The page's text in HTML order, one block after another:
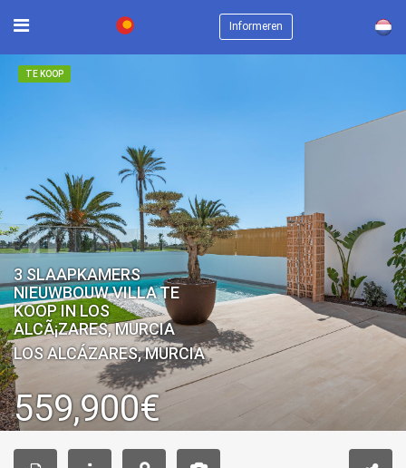
Informeren ×
TE KOOP
3 SLAAPKAMERS
NIEUWBOUW VILLA TE
KOOP IN LOS
ALCÃ¡ZARES, MURCIA
LOS ALCÁZARES, MURCIA
559,900€